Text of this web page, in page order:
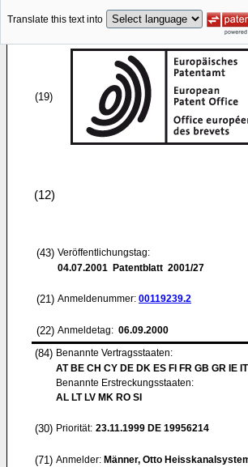
Translate this text into
(19)
(12)
(43) Veröffentlichungstag:
04.07.2001 Patentblatt 2001/27
(21) Anmeldenummer: 00119239.2
(22) Anmeldetag: 06.09.2000
(84) Benannte Vertragsstaaten:
AT BE CH CY DE DK ES FI FR GB GR IE
Benannte Erstreckungsstaaten:
AL LT LV MK RO SI
(30) Priorität: 23.11.1999 DE 19956214
(71) Anmelder: Männer, Otto